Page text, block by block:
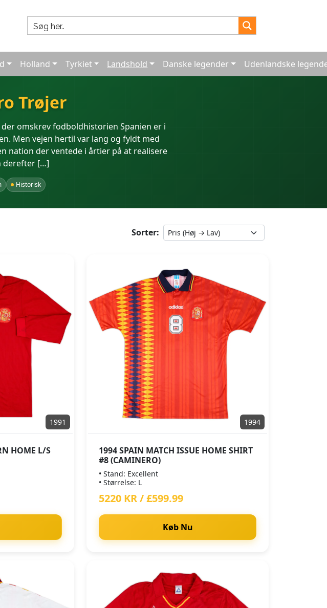
Holland Tyrkiet Landshold Danske legender Udenlandske
Trøjer
omskrev fodboldhistorien Spanien er i
Men vejen hertil var lang og fyldt med
nation der ventede i årtier på at realisere
derefter […]
Historisk
Sorter:
1991
HOME L/S
1994
1994 SPAIN MATCH ISSUE HOME SHIRT
#8 (CAMINERO)
• Stand: Excellent
• Størrelse: L
5220 KR / £599.99
Køb Nu